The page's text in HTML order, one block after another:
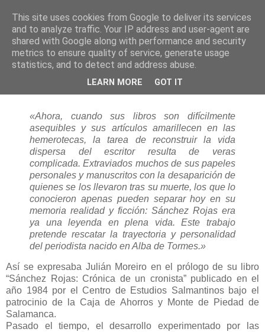
Crónica de un cronista: Nueva edición
«Ahora, cuando sus libros son difícilmente
asequibles y sus artículos amarillecen en las
hemerotecas, la tarea de reconstruir la vida
dispersa del escritor resulta de veras
complicada. Extraviados muchos de sus papeles
personales y manuscritos con la desaparición de
quienes se los llevaron tras su muerte, los que lo
conocieron apenas pueden separar hoy en su
memoria realidad y ficción: Sánchez Rojas era
ya una leyenda en plena vida. Este trabajo
pretende rescatar la trayectoria y personalidad
del periodista nacido en Alba de Tormes.»
Así se expresaba Julián Moreiro en el prólogo de su libro
“Sánchez Rojas: Crónica de un cronista” publicado en el
año 1984 por el Centro de Estudios Salmantinos bajo el
patrocinio de la Caja de Ahorros y Monte de Piedad de
Salamanca.
Pasado el tiempo, el desarrollo experimentado por las
This site uses cookies from Google to deliver its services
and to analyze traffic. Your IP address and user-agent are
shared with Google along with performance and security
metrics to ensure quality of service, generate usage
statistics, and to detect and address abuse.
LEARN MORE GOT IT